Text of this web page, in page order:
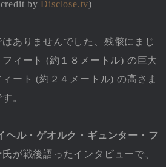
by Disclose.tv)
ありませんでした、残骸にまじ
ィート (約１８メートル) の巨大
ート (約２４メートル) の高さま
。
ヘル・ゲオルク・ギュンター・フ
氏が戦後語ったインタビューで、